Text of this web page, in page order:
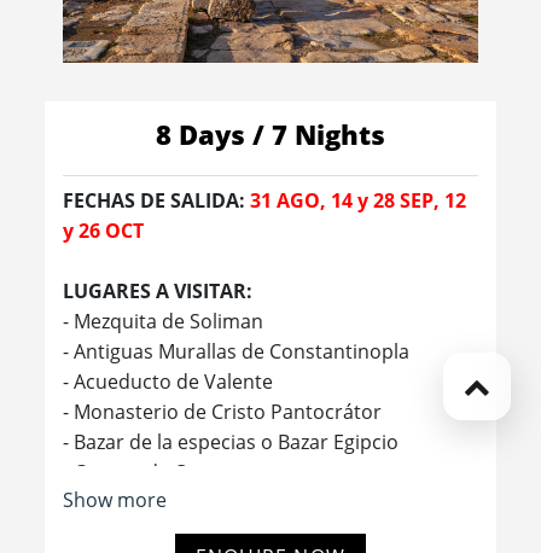
8 Days / 7 Nights
FECHAS DE SALIDA:31 AGO, 14 y 28 SEP, 12
y 26 OCT
LUGARES A VISITAR:
- Mezquita de Soliman
- Antiguas Murallas de Constantinopla
- Acueducto de Valente
- Monasterio de Cristo Pantocrátor
- Bazar de la especias o Bazar Egipcio
- Cuerno de Oro
- Iglesia de Hierro de San Esteban
- Barrios de Fener y Balat
Show more